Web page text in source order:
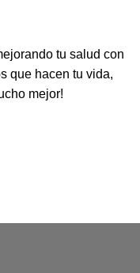
tu salud con
que hacen tu vida,
mejor!